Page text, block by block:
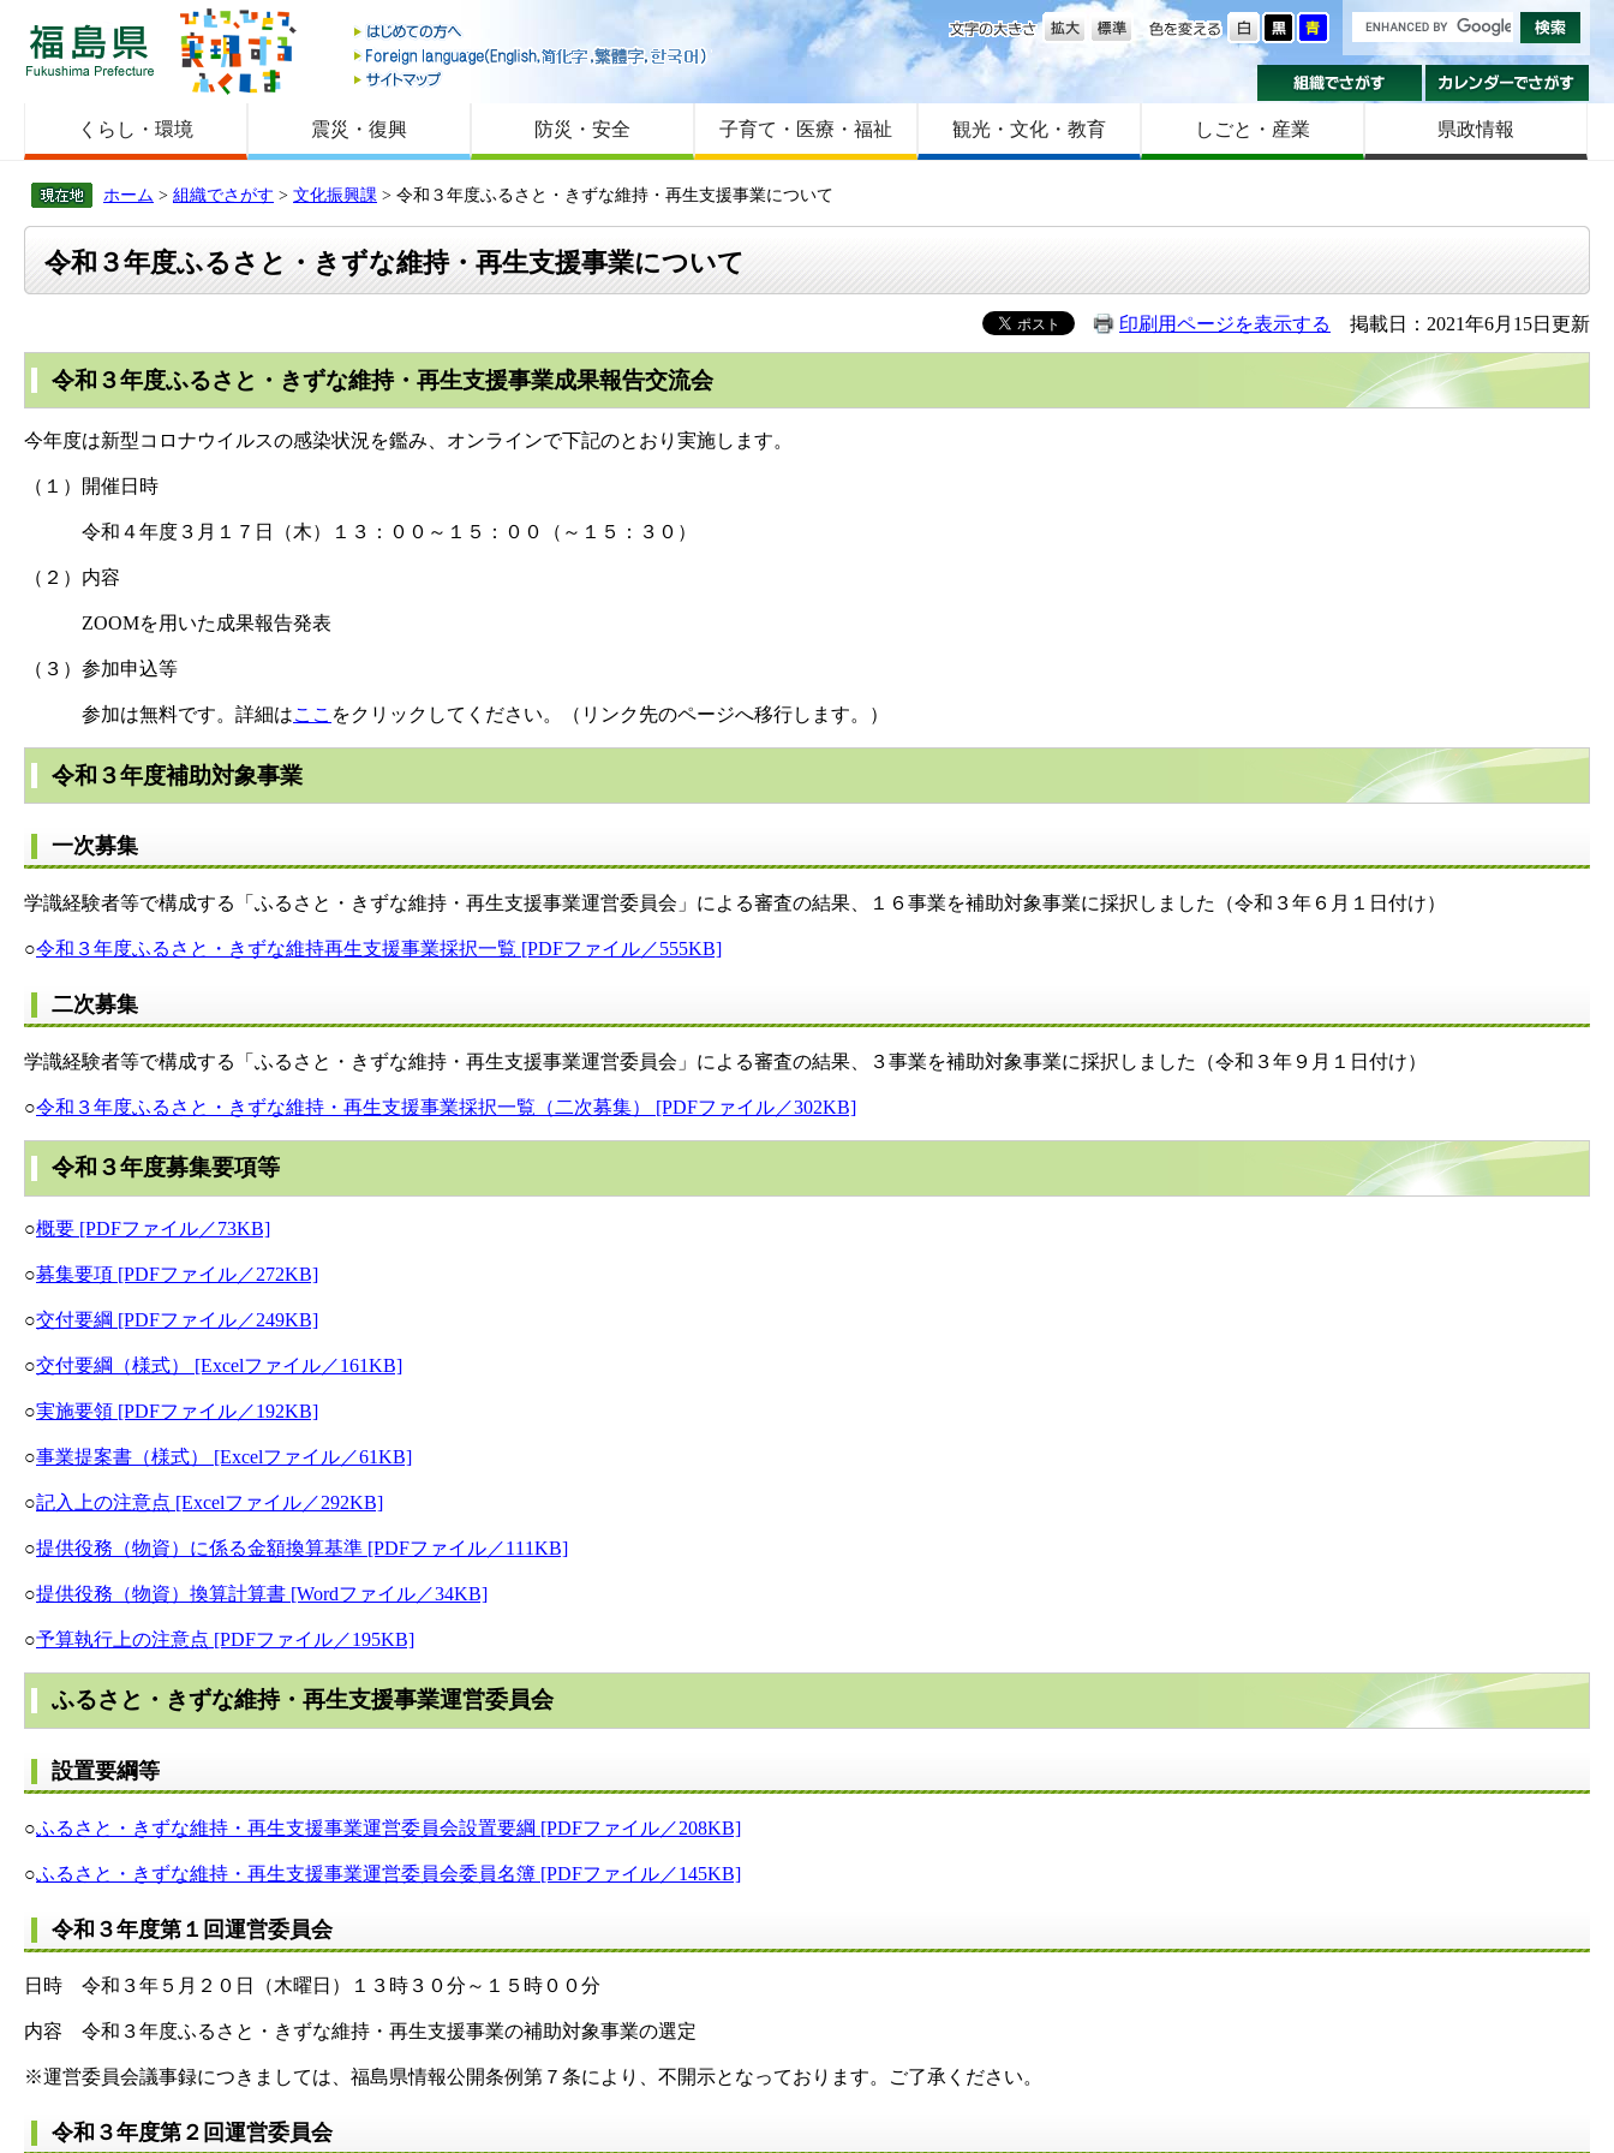
福島県
はじめての方へ
Foreign language
サイトマップ
色を変える
文字の大きさ
組織でさがす
くらし・環境 震災・復興 防災・安全 子育て・医療・福祉 観光・文化・教育 しごと・産業 県政情報
ホーム > 組織でさがす > 文化振興課 > 令和３年度ふるさと・きずな維持・再生支援事業について
令和３年度ふるさと・きずな維持・再生支援事業について
印刷用ページを表示する 掲載日：2021年6月15日更新
令和３年度ふるさと・きずな維持・再生支援事業成果報告交流会
今年度は新型コロナウイルスの感染状況を鑑み、オンラインで下記のとおり実施します。
（１）開催日時
令和４年度３月１７日（木）１３：００～１５：００（～１５：３０）
（２）内容
ZOOMを用いた成果報告発表
（３）参加申込等
参加は無料です。詳細はここ をクリックしてください。（リンク先のページへ移行します。）
令和３年度補助対象事業
一次募集
学識経験者等で構成する「ふるさと・きずな維持・再生支援事業運営委員会」による審査の結果、１６事業を補助対象事業に採択しました（令和３年６月１日付け）
○令和３年度ふるさと・きずな維持再生支援事業採択一覧 [PDFファイル／555KB]
二次募集
学識経験者等で構成する「ふるさと・きずな維持・再生支援事業運営委員会」による審査の結果、３事業を補助対象事業に採択しました（令和３年９月１日付け）
○令和３年度ふるさと・きずな維持・再生支援事業採択一覧（二次募集） [PDFファイル／302KB]
令和３年度募集要項等
○概要 [PDFファイル／73KB]
○募集要項 [PDFファイル／272KB]
○交付要綱 [PDFファイル／249KB]
○交付要綱（様式） [Excelファイル／161KB]
○実施要領 [PDFファイル／192KB]
○事業提案書（様式） [Excelファイル／61KB]
○記入上の注意点 [Excelファイル／292KB]
○提供役務（物資）に係る金額換算基準 [PDFファイル／111KB]
○提供役務（物資）換算計算書 [Wordファイル／34KB]
○予算執行上の注意点 [PDFファイル／195KB]
ふるさと・きずな維持・再生支援事業運営委員会
設置要綱等
○ふるさと・きずな維持・再生支援事業運営委員会設置要綱 [PDFファイル／208KB]
○ふるさと・きずな維持・再生支援事業運営委員会委員名簿 [PDFファイル／145KB]
令和３年度第１回運営委員会
日時 令和３年５月２０日（木曜日）１３時３０分～１５時００分
内容 令和３年度ふるさと・きずな維持・再生支援事業の補助対象事業の選定
※運営委員会議事録につきましては、福島県情報公開条例第７条により、不開示となっております。ご了承ください。
令和３年度第２回運営委員会